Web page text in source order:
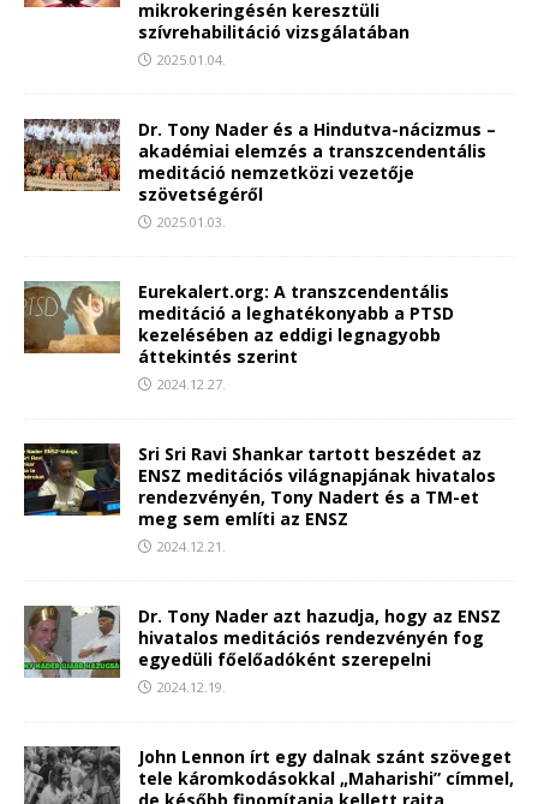
mikrokeringésén keresztüli
szívrehabilitáció vizsgálatában
2025.01.04.
Dr. Tony Nader és a Hindutva-nácizmus –
akadémiai elemzés a transzcendentális
meditáció nemzetközi vezetője
szövetségéről
2025.01.03.
Eurekalert.org: A transzcendentális
meditáció a leghatékonyabb a PTSD
kezelésében az eddigi legnagyobb
áttekintés szerint
2024.12.27.
Sri Sri Ravi Shankar tartott beszédet az
ENSZ meditációs világnapjának hivatalos
rendezvényén, Tony Nadert és a TM-et
meg sem említi az ENSZ
2024.12.21.
Dr. Tony Nader azt hazudja, hogy az ENSZ
hivatalos meditációs rendezvényén fog
egyedüli főelőadóként szerepelni
2024.12.19.
John Lennon írt egy dalnak szánt szöveget
tele káromkodásokkal „Maharishi” címmel,